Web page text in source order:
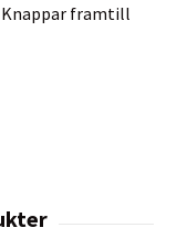
Knappar framtill